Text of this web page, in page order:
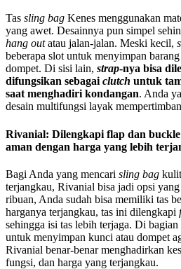
Tas sling bag Kenes menggunakan
yang awet. Desainnya pun simpel
hang outatau jalan-jalan. Meski kecil,
beberapa slot untuk menyimpan
dompet. Di sisi lain, strap-nya bisa
difungsikan sebagai clutch untuk
saat menghadiri kondangan. Anda
desain multifungsi layak
Rivanial: Dilengkapi flap dan buckle
aman dengan harga yang lebih
Bagi Anda yang mencari sling bag kulit
terjangkau, Rivanial bisa jadi opsi
ribuan, Anda sudah bisa memiliki tas
harganya terjangkau, tas ini dilengkapi
sehingga isi tas lebih terjaga. Di bagian
untuk menyimpan kunci atau dompet
Rivanial benar-benar menghadirkan
fungsi, dan harga yang terjangkau.